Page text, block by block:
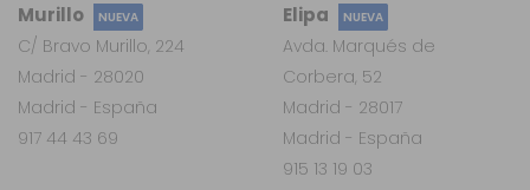
Elipa
NUEVA
Avda. Marqués de
Corbera, 52
Madrid - 28017
Madrid - España
915 13 19 03
Murillo
NUEVA
C/ Bravo Murillo, 224
Madrid - 28020
Madrid - España
917 44 43 69